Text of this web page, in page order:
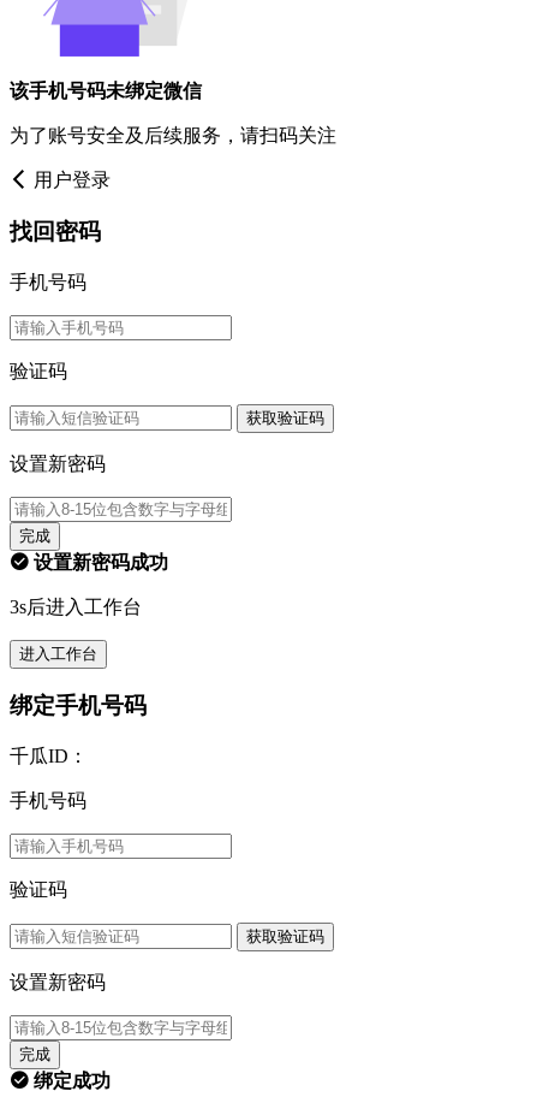
该手机号码未绑定微信
为了账号安全及后续服务，请扫码关注
用户登录
找回密码
手机号码
验证码
获取验证码
设置新密码
完成
设置新密码成功
3s后进入工作台
进入工作台
绑定手机号码
千瓜ID：
手机号码
验证码
获取验证码
设置新密码
完成
绑定成功